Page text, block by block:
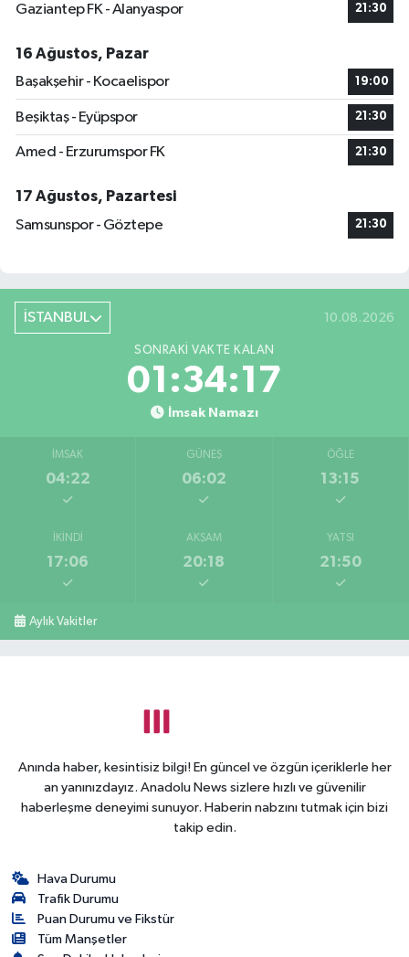
Gaziantep FK - Alanyaspor 21:30
16 Ağustos, Pazar
Başakşehir - Kocaelispor
19:00
Beşiktaş - Eyüpspor 21:30
Amed - Erzurumspor FK 21:30
17 Ağustos, Pazartesi
Samsunspor - Göztepe
21:30
İSTANBUL 10.08.2026
SONRAKI VAKTE KALAN
01:34:17
İmsak Namazı
İMSAK
04:22
GÜNEŞ
06:02
ÖĞLE
13:15
İKINDI
17:06
AKŞAM
20:18
YATSI
21:50
Aylık Vakitler
Anında haber, kesintisiz bilgi! En güncel ve özgün içeriklerle her
an yanınızdayız. Anadolu News sizlere hızlı ve güvenilir
haberleşme deneyimi sunuyor. Haberin nabzını tutmak için bizi
takip edin.
Hava Durumu
Trafik Durumu
Puan Durumu ve Fikstür
Tüm Manşetler